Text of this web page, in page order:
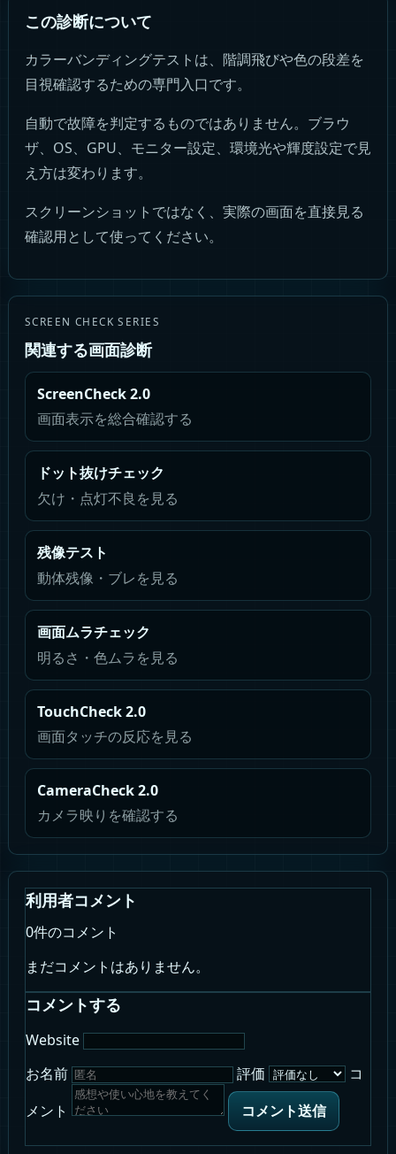
この診断について
カラーバンディングテストは、階調飛びや色の段差を
目視確認するための専門入口です。
自動で故障を判定するものではありません。ブラウ
ザ、OS、GPU、モニター設定、環境光や輝度設定で見
え方は変わります。
スクリーンショットではなく、実際の画面を直接見る
確認用として使ってください。
SCREEN CHECK SERIES
関連する画面診断
ScreenCheck 2.0
画面表示を総合確認する
ドット抜けチェック
欠け・点灯不良を見る
残像テスト
動体残像・ブレを見る
画面ムラチェック
明るさ・色ムラを見る
TouchCheck 2.0
画面タッチの反応を見る
CameraCheck 2.0
カメラ映りを確認する
利用者コメント
0件のコメント
まだコメントはありません。
コメントする
Website
お名前
評価
コ
メント
コメント送信